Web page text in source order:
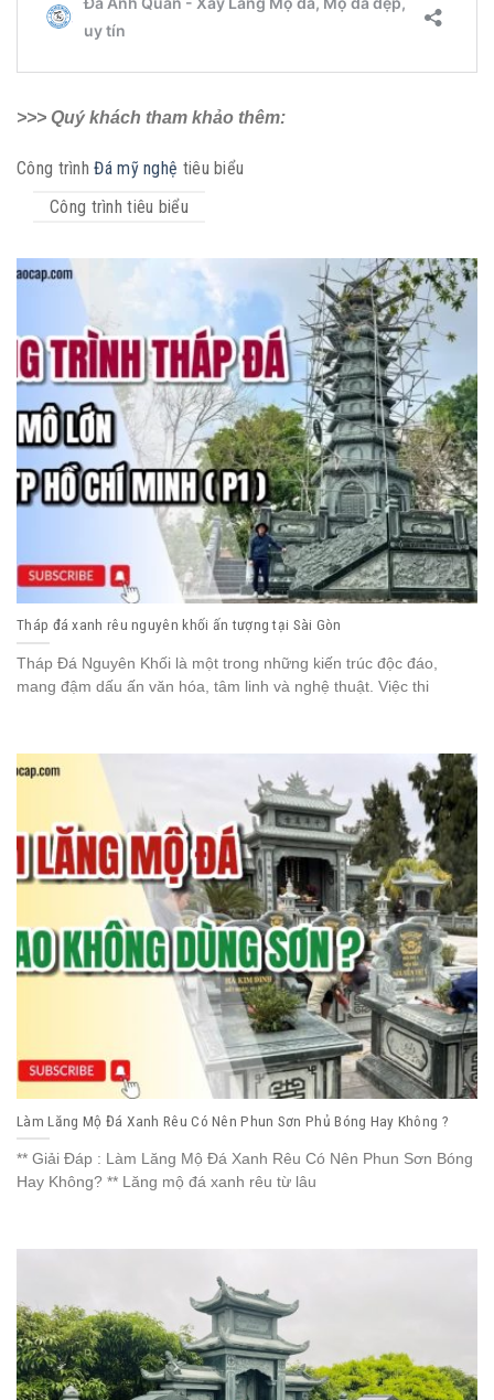
>>> Quý khách tham khảo thêm:
Công trìnhĐá mỹ nghệ tiêu biểu
Công trình tiêu biểu
Tháp đá xanh rêu nguyên khối ấn tượng tại Sài Gòn
Tháp Đá Nguyên Khối là một trong những kiến trúc độc đáo,
mang đậm dấu ấn văn hóa, tâm linh và nghệ thuật. Việc thi
Làm Lăng Mộ Đá Xanh Rêu Có Nên Phun Sơn Phủ Bóng Hay Không ?
** Giải Đáp : Làm Lăng Mộ Đá Xanh Rêu Có Nên Phun Sơn Bóng
Hay Không? ** Lăng mộ đá xanh rêu từ lâu